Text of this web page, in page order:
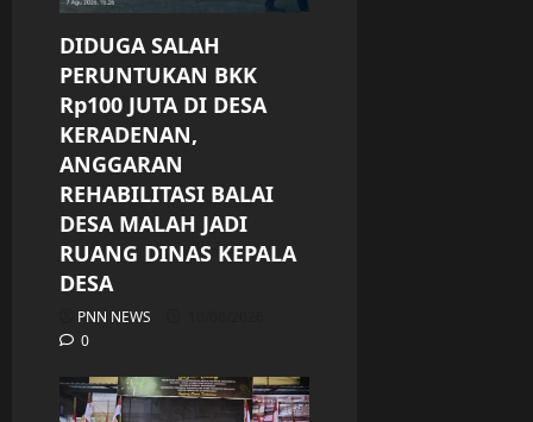
DIDUGA SALAH
PERUNTUKAN BKK
Rp100 JUTA DI DESA
KERADENAN,
ANGGARAN
REHABILITASI BALAI
DESA MALAH JADI
RUANG DINAS KEPALA
DESA
PNN NEWS
0